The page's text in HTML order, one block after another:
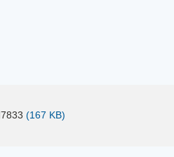
(167 KB)